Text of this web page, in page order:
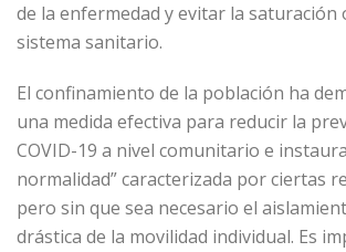
de la enfermedad y evitar la saturación
sistema sanitario.
El confinamiento de la población ha
una medida efectiva para reducir la
COVID-19 a nivel comunitario e
normalidad” caracterizada por ciertas
pero sin que sea necesario el
drástica de la movilidad individual. Es